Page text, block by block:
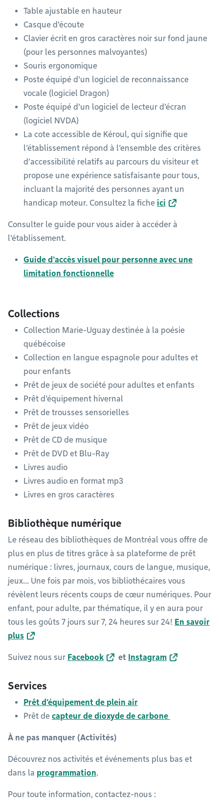
Table ajustable en hauteur
Casque d'écoute
Clavier écrit en gros caractères noir sur fond jaune
(pour les personnes malvoyantes)
Souris ergonomique
Poste équipé d'un logiciel de reconnaissance
vocale (logiciel Dragon)
Poste équipé d'un logiciel de lecteur d'écran
(logiciel NVDA)
La cote accessible de Kéroul, qui signifie que
l’établissement répond à l’ensemble des critères
d’accessibilité relatifs au parcours du visiteur et
propose une expérience satisfaisante pour tous,
incluant la majorité des personnes ayant un
handicap moteur. Consultez la fiche ici
Consulter le guide pour vous aider à accéder à
l'établissement.
Guide d'accès visuel pour personne avec une
limitation fonctionnelle
Collections
Collection Marie-Uguay destinée à la poésie
québécoise
Collection en langue espagnole pour adultes et
pour enfants
Prêt de jeux de société pour adultes et enfants
Prêt d’équipement hivernal
Prêt de trousses sensorielles
Prêt de jeux vidéo
Prêt de CD de musique
Prêt de DVD et Blu-Ray
Livres audio
Livres audio en format mp3
Livres en gros caractères
Bibliothèque numérique
Le réseau des bibliothèques de Montréal vous offre de
plus en plus de titres grâce à sa plateforme de prêt
numérique : livres, journaux, cours de langue, musique,
jeux… Une fois par mois, vos bibliothécaires vous
révèlent leurs récents coups de cœur numériques. Pour
enfant, pour adulte, par thématique, il y en aura pour
tous les goûts 7 jours sur 7, 24 heures sur 24! En savoir
plus
Suivez nous sur Facebook et Instagram
Services
Prêt d’équipement de plein air
Prêt de capteur de dioxyde de carbone
À ne pas manquer (Activités)
Découvrez nos activités et événements plus bas et
dans la programmation.
Pour toute information, contactez-nous :